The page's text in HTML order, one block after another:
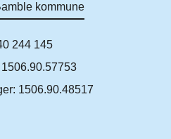
kommune
244 145
1506.90.48517